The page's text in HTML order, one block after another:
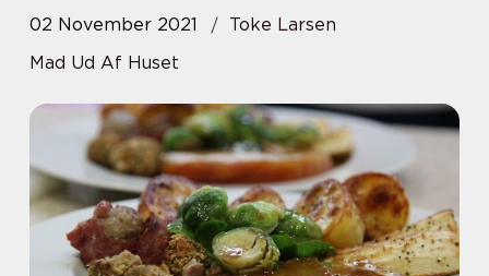
02 November 2021
Toke Larsen
Mad Ud Af Huset